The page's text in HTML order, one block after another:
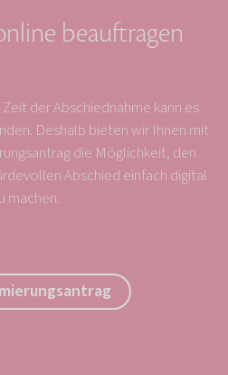
beauftragen
der Abschiednahme kann es
Deshalb bieten wir Ihnen mit
die Möglichkeit, den
Abschied einfach digital
machen.